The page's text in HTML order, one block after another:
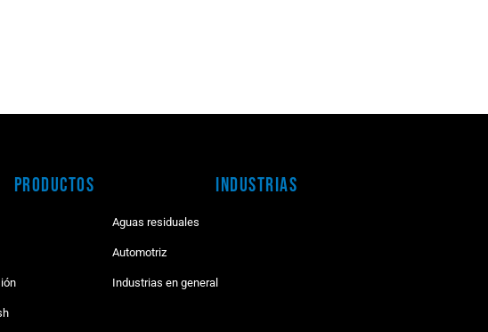
Productos Industrias
Aguas residuales
Automotriz
Industrias en general